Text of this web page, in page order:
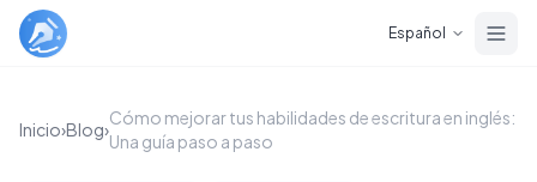
Español
Inicio›Blog›
Cómo mejorar tus habilidades de escritura en inglés:
Una guía paso a paso